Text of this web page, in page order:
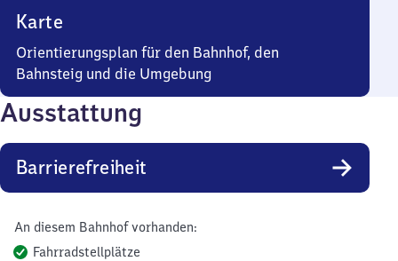
Karte
Orientierungsplan für den Bahnhof, den
Bahnsteig und die Umgebung
Ausstattung
Barrierefreiheit
An diesem Bahnhof vorhanden:
Fahrradstellplätze